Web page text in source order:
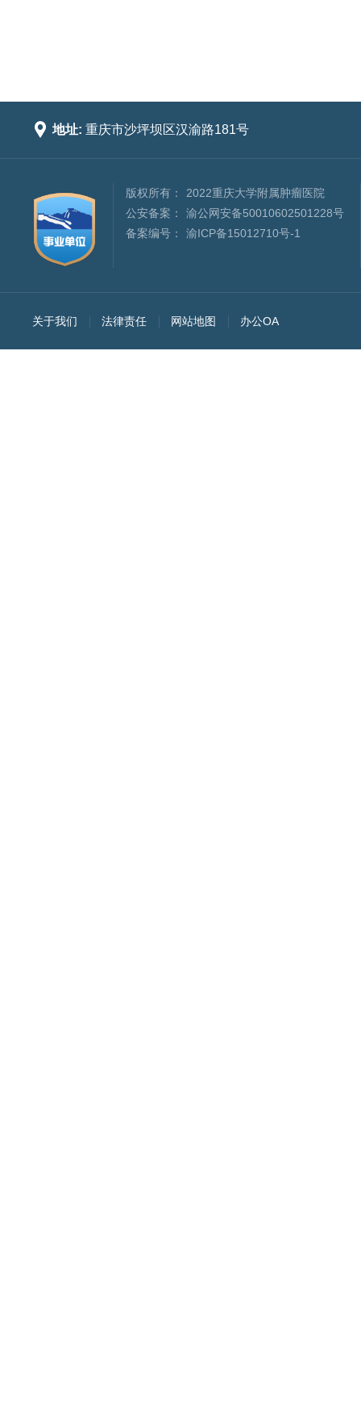
 地址: 重庆市沙坪坝区汉渝路181号
版权所有：
2022重庆大学附属肿瘤医院
公安备案：
渝公网安备50010602501228号
备案编号：
渝ICP备15012710号-1
关于我们 法律责任 网站地图 办公OA